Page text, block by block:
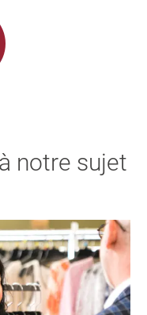
notre sujet